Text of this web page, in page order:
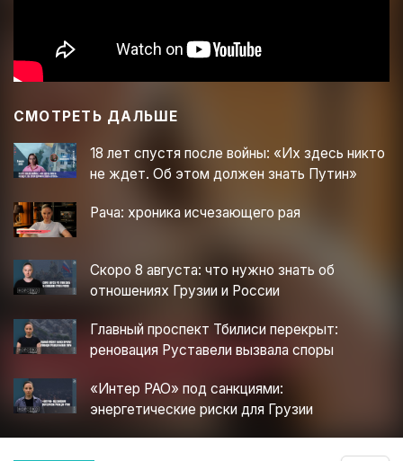
СМОТРЕТЬ ДАЛЬШЕ
18 лет спустя после войны: «Их здесь никто
не ждет. Об этом должен знать Путин»
Рача: хроника исчезающего рая
Скоро 8 августа: что нужно знать об
отношениях Грузии и России
Главный проспект Тбилиси перекрыт:
реновация Руставели вызвала споры
«Интер РАО» под санкциями:
энергетические риски для Грузии